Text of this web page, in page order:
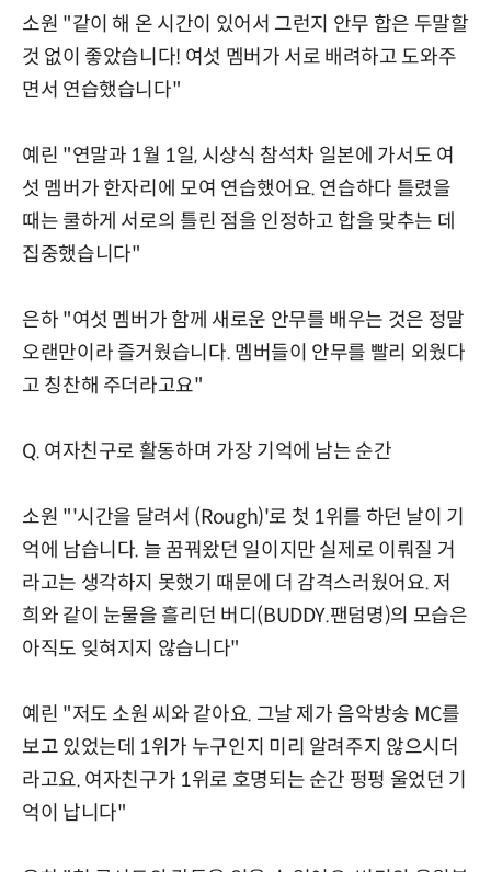
소원 "같이 해 온 시간이 있어서 그런지 안무 합은 두말할
것 없이 좋았습니다! 여섯 멤버가 서로 배려하고 도와주
면서 연습했습니다"
예린 "연말과 1월 1일, 시상식 참석차 일본에 가서도 여
섯 멤버가 한자리에 모여 연습했어요. 연습하다 틀렸을
때는 쿨하게 서로의 틀린 점을 인정하고 합을 맞추는 데
집중했습니다"
은하 "여섯 멤버가 함께 새로운 안무를 배우는 것은 정말
오랜만이라 즐거웠습니다. 멤버들이 안무를 빨리 외웠다
고 칭찬해 주더라고요"
Q. 여자친구로 활동하며 가장 기억에 남는 순간
소원 "'시간을 달려서 (Rough)'로 첫 1위를 하던 날이 기
억에 남습니다. 늘 꿈꿔왔던 일이지만 실제로 이뤄질 거
라고는 생각하지 못했기 때문에 더 감격스러웠어요. 저
희와 같이 눈물을 흘리던 버디(BUDDY.팬덤명)의 모습은
아직도 잊혀지지 않습니다"
예린 "저도 소원 씨와 같아요. 그날 제가 음악방송 MC를
보고 있었는데 1위가 누구인지 미리 알려주지 않으시더
라고요. 여자친구가 1위로 호명되는 순간 펑펑 울었던 기
억이 납니다"